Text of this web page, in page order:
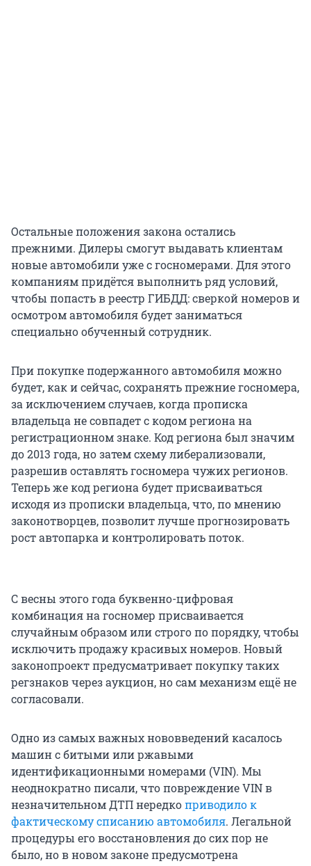
Остальные положения закона остались
прежними. Дилеры смогут выдавать клиентам
новые автомобили уже с госномерами. Для этого
компаниям придётся выполнить ряд условий,
чтобы попасть в реестр ГИБДД: сверкой номеров и
осмотром автомобиля будет заниматься
специально обученный сотрудник.
При покупке подержанного автомобиля можно
будет, как и сейчас, сохранять прежние госномера,
за исключением случаев, когда прописка
владельца не совпадет с кодом региона на
регистрационном знаке. Код региона был значим
до 2013 года, но затем схему либерализовали,
разрешив оставлять госномера чужих регионов.
Теперь же код региона будет присваиваться
исходя из прописки владельца, что, по мнению
законотворцев, позволит лучше прогнозировать
рост автопарка и контролировать поток.
С весны этого года буквенно-цифровая
комбинация на госномер присваивается
случайным образом или строго по порядку, чтобы
исключить продажу красивых номеров. Новый
законопроект предусматривает покупку таких
регзнаков через аукцион, но сам механизм ещё не
согласовали.
Одно из самых важных нововведений касалось
машин с битыми или ржавыми
идентификационными номерами (VIN). Мы
неоднократно писали, что повреждение VIN в
незначительном ДТП нередкоприводило к
фактическому списанию автомобиля. Легальной
процедуры его восстановления до сих пор не
было, но в новом законе предусмотрена